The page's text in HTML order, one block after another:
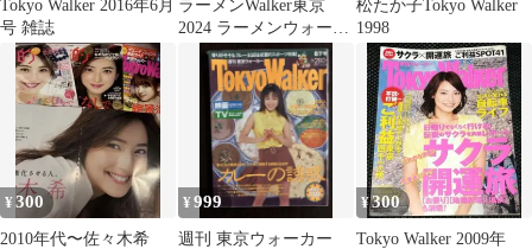
Tokyo Walker 2016年6月
号 雑誌
ラーメンWalker東京
2024 ラーメンウォーカ
ームック
松たか子Tokyo Walker
1998
¥300
2010年代〜佐々木希
¥999
週刊 東京ウォーカー
¥300
Tokyo Walker 2009年